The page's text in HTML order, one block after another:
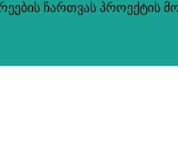
ჩართვას პროექტის